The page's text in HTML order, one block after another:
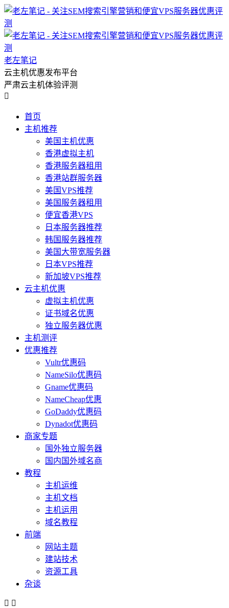
老左笔记
云主机优惠发布平台
严肃云主机体验评测

首页
主机推荐
美国主机优惠
香港虚拟主机
香港服务器租用
香港站群服务器
美国VPS推荐
美国服务器租用
便宜香港VPS
日本服务器推荐
韩国服务器推荐
美国大带宽服务器
日本VPS推荐
新加坡VPS推荐
云主机优惠
虚拟主机优惠
证书域名优惠
独立服务器优惠
主机测评
优惠推荐
Vultr优惠码
NameSilo优惠码
Gname优惠码
NameCheap优惠
GoDaddy优惠码
Dynadot优惠码
商家专题
国外独立服务器
国内国外域名商
教程
主机运维
主机文档
主机运用
域名教程
前端
网站主题
建站技术
资源工具
杂谈
 